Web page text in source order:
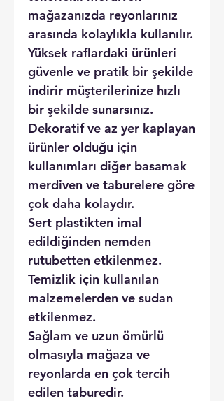
mağazanızda reyonlarınız
arasında kolaylıkla kullanılır.
Yüksek raflardaki ürünleri
güvenle ve pratik bir şekilde
indirir müşterilerinize hızlı
bir şekilde sunarsınız.
Dekoratif ve az yer kaplayan
ürünler olduğu için
kullanımları diğer basamak
merdiven ve taburelere göre
çok daha kolaydır.
Sert plastikten imal
edildiğinden nemden
rutubetten etkilenmez.
Temizlik için kullanılan
malzemelerden ve sudan
etkilenmez.
Sağlam ve uzun ömürlü
olmasıyla mağaza ve
reyonlarda en çok tercih
edilen taburedir.